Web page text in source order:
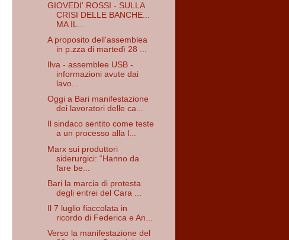
GIOVEDI' ROSSI - SULLA
CRISI DELLE BANCHE...
MA IL...
A proposito dell'assemblea
in p.zza di martedì 28 ...
Ilva - assemblee USB -
informazioni avute dai
lavo...
Oggi a Bari manifestazione
dei lavoratori delle ca...
Il sindaco sentito come teste
a un processo alla l...
Marx sui produttori
siderurgici: “Hanno da
fare be...
Bari la marcia di protesta
degli eritrei del Cara ...
Il 7 luglio fiaccolata in
ricordo di Federica e An...
Verso la manifestazione del